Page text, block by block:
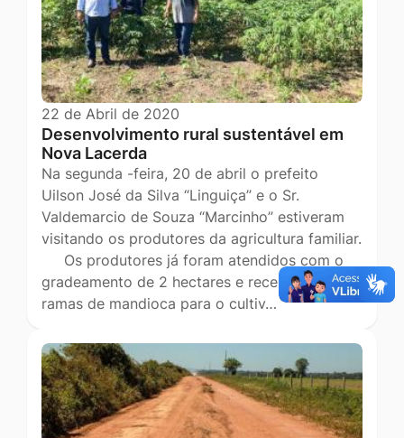
22 de Abril de 2020
Desenvolvimento rural sustentável em
Nova Lacerda
Na segunda -feira, 20 de abril o prefeito
Uilson José da Silva “Linguiça” e o Sr.
Valdemarcio de Souza “Marcinho” estiveram
visitando os produtores da agricultura familiar.
Os produtores já foram atendidos com o
gradeamento de 2 hectares e receberam
ramas de mandioca para o cultiv…